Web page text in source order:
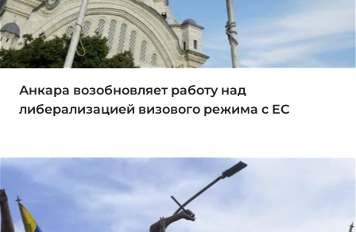
Анкара возобновляет работу над
либерализацией визового режима с ЕС